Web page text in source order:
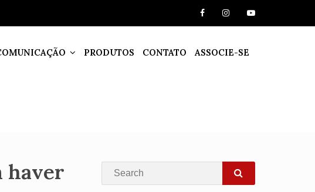
PRODUTOS CONTATO ASSOCIE-SE
haver Search
SEARCH